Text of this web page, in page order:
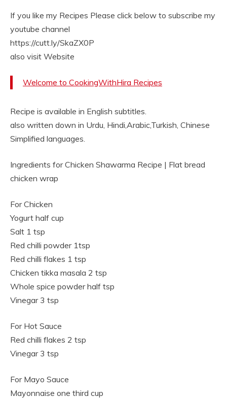
If you like my Recipes Please click below to subscribe my
youtube channel
https://cutt.ly/SkaZX0P
also visit Website
Welcome to CookingWithHira Recipes
Recipe is available in English subtitles.
also written down in Urdu, Hindi,Arabic,Turkish, Chinese
Simplified languages.
Ingredients for Chicken Shawarma Recipe | Flat bread
chicken wrap
For Chicken
Yogurt half cup
Salt 1 tsp
Red chilli powder 1tsp
Red chilli flakes 1 tsp
Chicken tikka masala 2 tsp
Whole spice powder half tsp
Vinegar 3 tsp
For Hot Sauce
Red chilli flakes 2 tsp
Vinegar 3 tsp
For Mayo Sauce
Mayonnaise one third cup